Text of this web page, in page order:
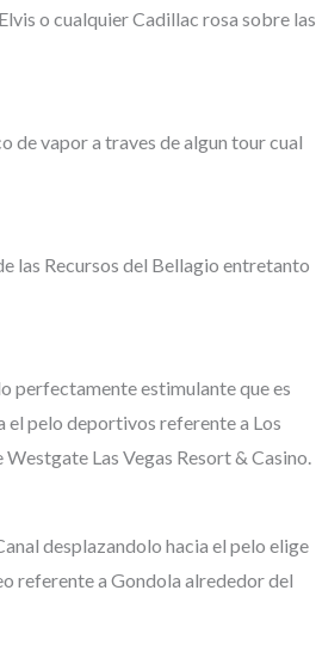
o cualquier Cadillac rosa sobre las
de vapor a traves de algun tour cual
las Recursos del Bellagio entretanto
perfectamente estimulante que es
pelo deportivos referente a Los
Las Vegas Resort & Casino.
desplazandolo hacia el pelo elige
referente a Gondola alrededor del